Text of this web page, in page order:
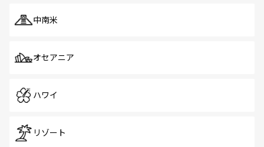
中南米
オセアニア
ハワイ
リゾート